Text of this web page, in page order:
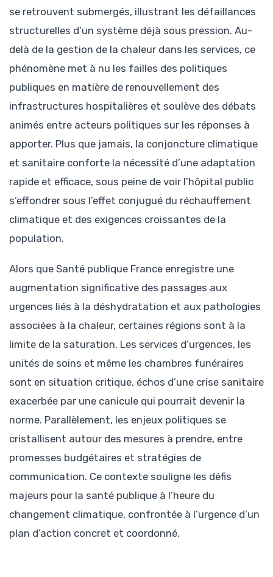
se retrouvent submergés, illustrant les défaillances
structurelles d’un système déjà sous pression. Au-
delà de la gestion de la chaleur dans les services, ce
phénomène met à nu les failles des politiques
publiques en matière de renouvellement des
infrastructures hospitalières et soulève des débats
animés entre acteurs politiques sur les réponses à
apporter. Plus que jamais, la conjoncture climatique
et sanitaire conforte la nécessité d’une adaptation
rapide et efficace, sous peine de voir l’hôpital public
s’effondrer sous l’effet conjugué du réchauffement
climatique et des exigences croissantes de la
population.
Alors que Santé publique France enregistre une
augmentation significative des passages aux
urgences liés à la déshydratation et aux pathologies
associées à la chaleur, certaines régions sont à la
limite de la saturation. Les services d’urgences, les
unités de soins et même les chambres funéraires
sont en situation critique, échos d’une crise sanitaire
exacerbée par une canicule qui pourrait devenir la
norme. Parallèlement, les enjeux politiques se
cristallisent autour des mesures à prendre, entre
promesses budgétaires et stratégies de
communication. Ce contexte souligne les défis
majeurs pour la santé publique à l’heure du
changement climatique, confrontée à l’urgence d’un
plan d’action concret et coordonné.